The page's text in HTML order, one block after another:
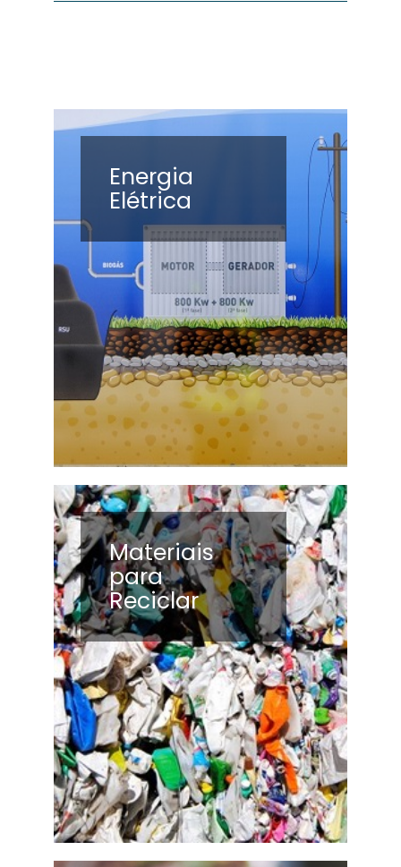
Energia
Elétrica
Materiais
para
Reciclar